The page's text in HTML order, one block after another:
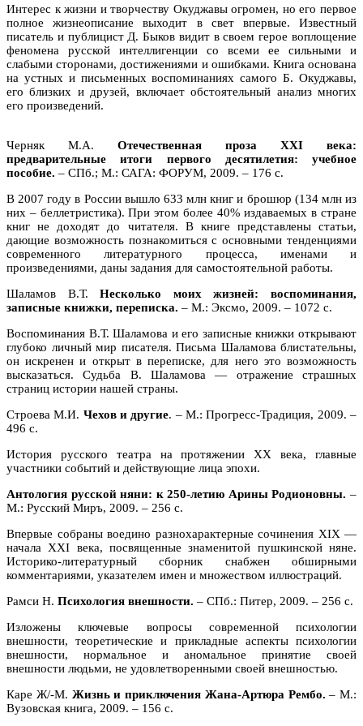
Интерес к жизни и творчеству Окуджавы огромен, но его первое
полное жизнеописание выходит в свет впервые. Известный
писатель и публицист Д. Быков видит в своем герое воплощение
феномена русской интеллигенции со всеми ее сильными и
слабыми сторонами, достижениями и ошибками. Книга основана
на устных и письменных воспоминаниях самого Б. Окуджавы,
его близких и друзей, включает обстоятельный анализ многих
его произведений.
Черняк М.А. Отечественная проза XXI века:
предварительные итоги первого десятилетия: учебное
пособие. – СПб.; М.: САГА: ФОРУМ, 2009. – 176 с.
В 2007 году в России вышло 633 млн книг и брошюр (134 млн из
них – беллетристика). При этом более 40% издаваемых в стране
книг не доходят до читателя. В книге представлены статьи,
дающие возможность познакомиться с основными тенденциями
современного литературного процесса, именами и
произведениями, даны задания для самостоятельной работы.
Шаламов В.Т.Несколько моих жизней: воспоминания,
записные книжки, переписка. – М.: Эксмо, 2009. – 1072 с.
Воспоминания В.Т. Шаламова и его записные книжки открывают
глубоко личный мир писателя. Письма Шаламова блистательны,
он искренен и открыт в переписке, для него это возможность
высказаться. Судьба В. Шаламова — отражение страшных
страниц истории нашей страны.
Строева М.И. Чехов и другие. – М.: Прогресс-Традиция, 2009. –
496 с.
История русского театра на протяжении XX века, главные
участники событий и действующие лица эпохи.
Антология русской няни: к 250-летию Арины Родионовны. –
М.: Русский Миръ, 2009. – 256 с.
Впервые собраны воедино разнохарактерные сочинения XIX —
начала XXI века, посвященные знаменитой пушкинской няне.
Историко-литературный сборник снабжен обширными
комментариями, указателем имен и множеством иллюстраций.
Рамси Н. Психология внешности. – СПб.: Питер, 2009. – 256 с.
Изложены ключевые вопросы современной психологии
внешности, теоретические и прикладные аспекты психологии
внешности, нормальное и аномальное принятие своей
внешности людьми, не удовлетворенными своей внешностью.
Каре Ж/-М. Жизнь и приключения Жана-Артюра Рембо.– М.:
Вузовская книга, 2009. – 156 с.